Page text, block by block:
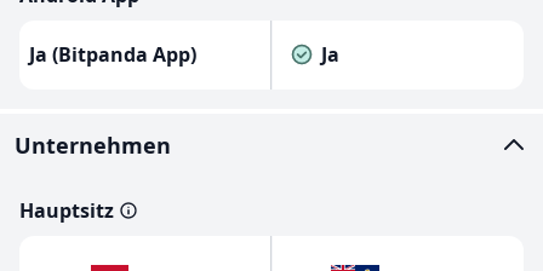
Ja (Bitpanda App) Ja
Unternehmen
Hauptsitz